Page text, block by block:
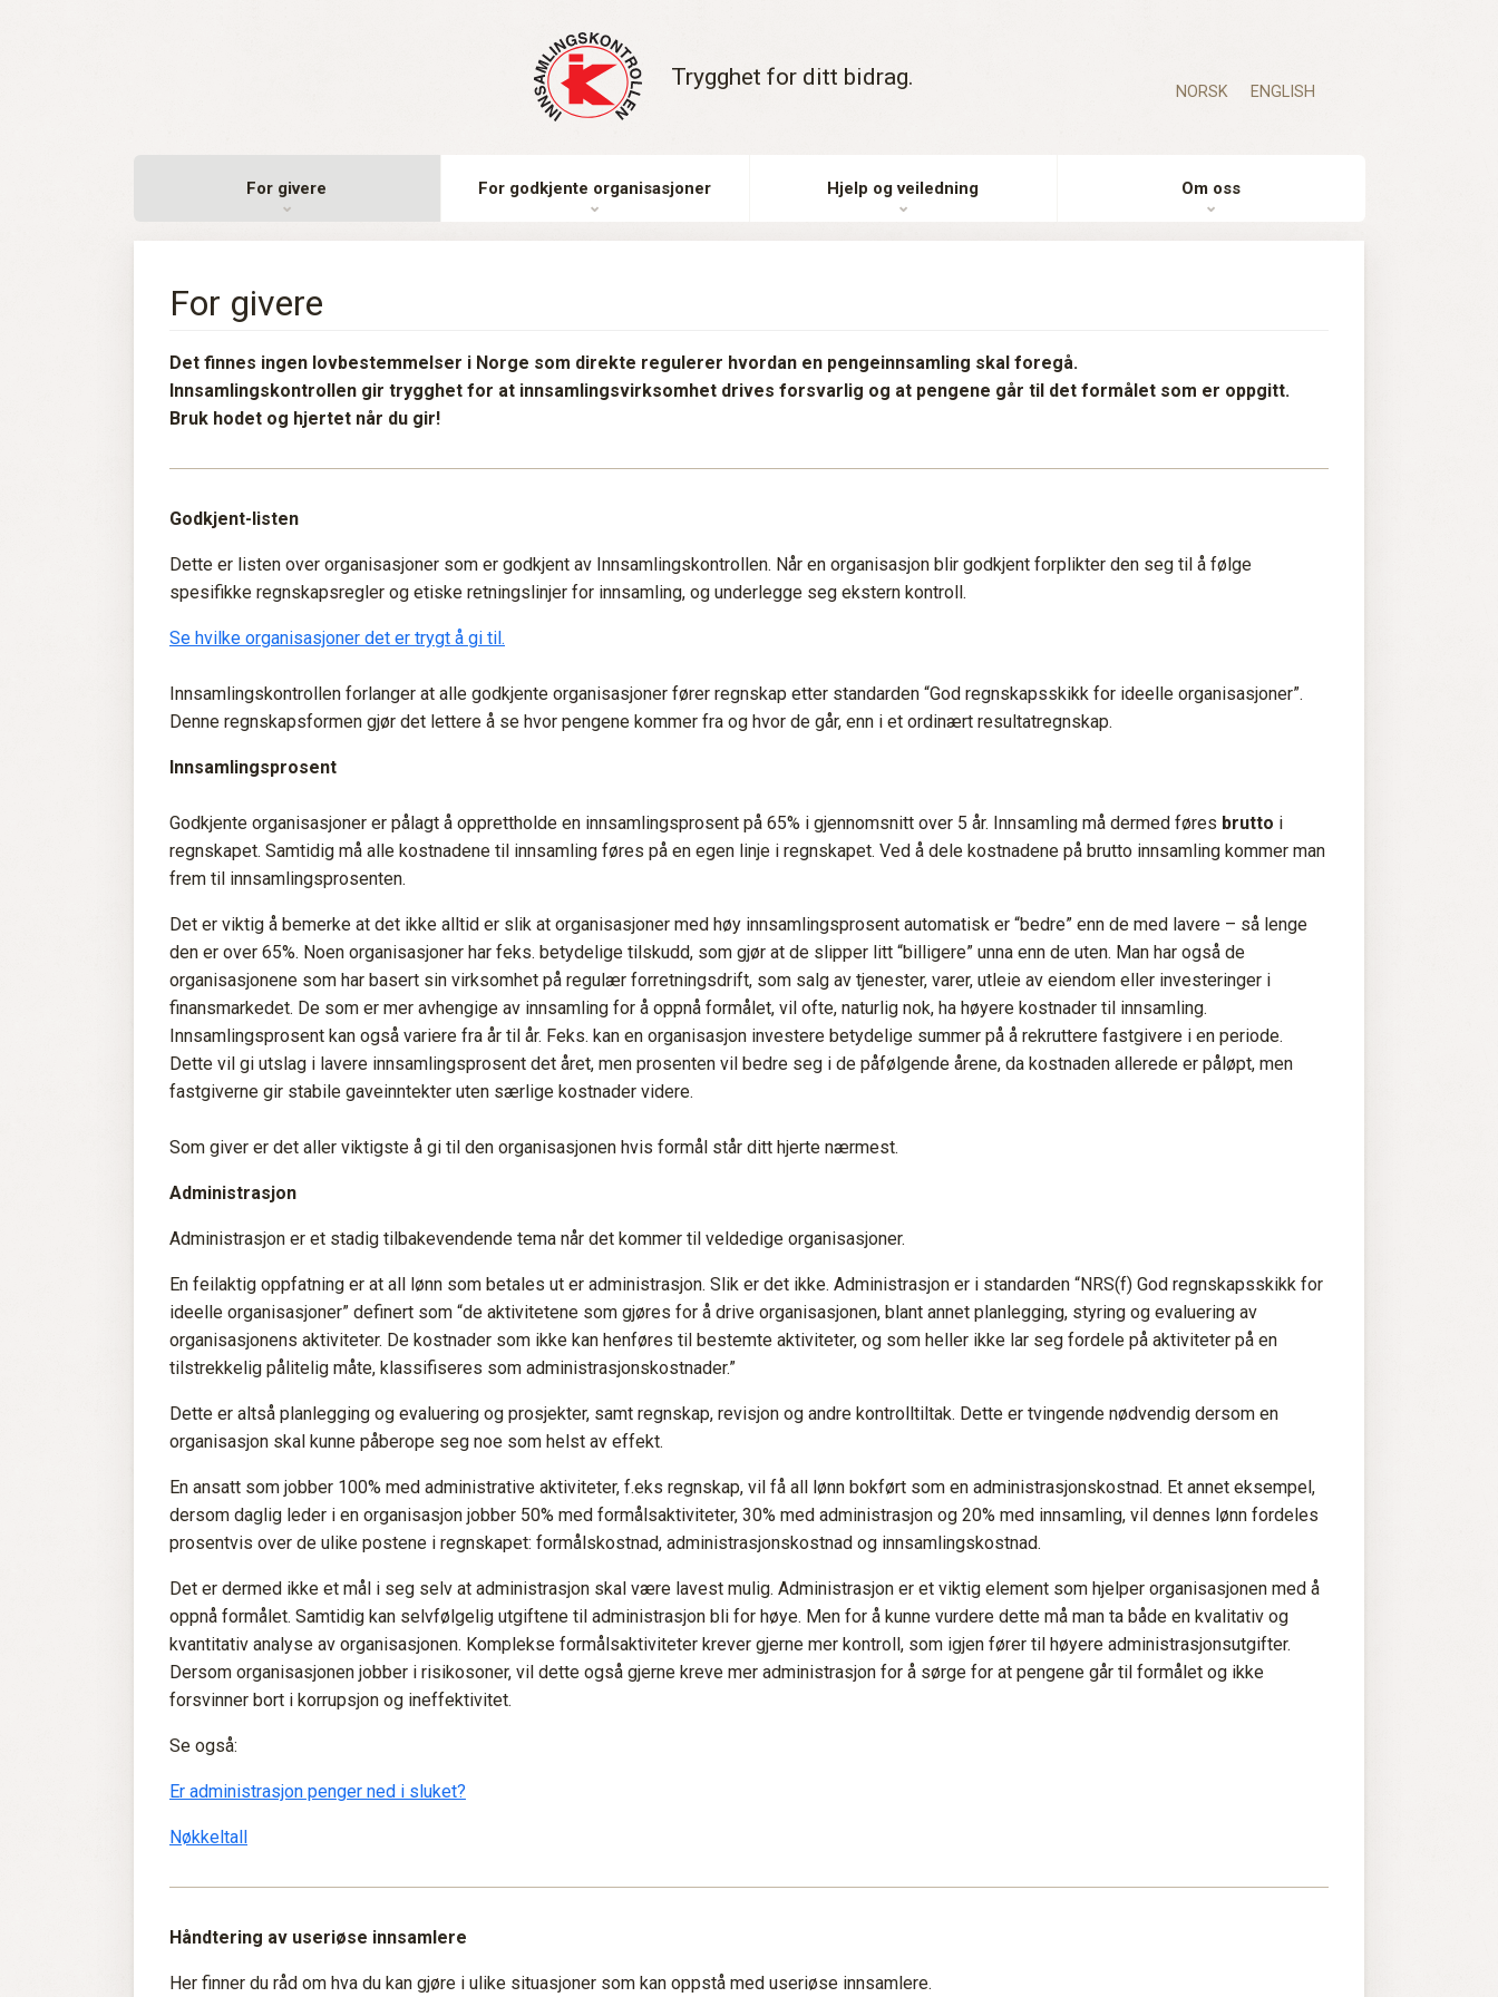
Trygghet for ditt bidrag.
NORSK ENGLISH
For givere For godkjente organisasjoner Hjelp og veiledning Om oss
For givere
Det finnes ingen lovbestemmelser i Norge som direkte regulerer hvordan en pengeinnsamling skal foregå.
Innsamlingskontrollen gir trygghet for at innsamlingsvirksomhet drives forsvarlig og at pengene går til det formålet som er oppgitt.
Bruk hodet og hjertet når du gir!
Godkjent-listen
Dette er listen over organisasjoner som er godkjent av Innsamlingskontrollen. Når en organisasjon blir godkjent forplikter den seg til å følge
spesifikke regnskapsregler og etiske retningslinjer for innsamling, og underlegge seg ekstern kontroll.
Se hvilke organisasjoner det er trygt å gi til.
Innsamlingskontrollen forlanger at alle godkjente organisasjoner fører regnskap etter standarden “God regnskapsskikk for ideelle organisasjoner”.
Denne regnskapsformen gjør det lettere å se hvor pengene kommer fra og hvor de går, enn i et ordinært resultatregnskap.
Innsamlingsprosent
Godkjente organisasjoner er pålagt å opprettholde en innsamlingsprosent på 65% i gjennomsnitt over 5 år. Innsamling må dermed føres brutto i
regnskapet. Samtidig må alle kostnadene til innsamling føres på en egen linje i regnskapet. Ved å dele kostnadene på brutto innsamling kommer man
frem til innsamlingsprosenten.
Det er viktig å bemerke at det ikke alltid er slik at organisasjoner med høy innsamlingsprosent automatisk er “bedre” enn de med lavere – så lenge
den er over 65%. Noen organisasjoner har feks. betydelige tilskudd, som gjør at de slipper litt “billigere” unna enn de uten. Man har også de
organisasjonene som har basert sin virksomhet på regulær forretningsdrift, som salg av tjenester, varer, utleie av eiendom eller investeringer i
finansmarkedet. De som er mer avhengige av innsamling for å oppnå formålet, vil ofte, naturlig nok, ha høyere kostnader til innsamling.
Innsamlingsprosent kan også variere fra år til år. Feks. kan en organisasjon investere betydelige summer på å rekruttere fastgivere i en periode.
Dette vil gi utslag i lavere innsamlingsprosent det året, men prosenten vil bedre seg i de påfølgende årene, da kostnaden allerede er påløpt, men
fastgiverne gir stabile gaveinntekter uten særlige kostnader videre.
Som giver er det aller viktigste å gi til den organisasjonen hvis formål står ditt hjerte nærmest.
Administrasjon
Administrasjon er et stadig tilbakevendende tema når det kommer til veldedige organisasjoner.
En feilaktig oppfatning er at all lønn som betales ut er administrasjon. Slik er det ikke. Administrasjon er i standarden “NRS(f) God regnskapsskikk for
ideelle organisasjoner” definert som “de aktivitetene som gjøres for å drive organisasjonen, blant annet planlegging, styring og evaluering av
organisasjonens aktiviteter. De kostnader som ikke kan henføres til bestemte aktiviteter, og som heller ikke lar seg fordele på aktiviteter på en
tilstrekkelig pålitelig måte, klassifiseres som administrasjonskostnader.”
Dette er altså planlegging og evaluering og prosjekter, samt regnskap, revisjon og andre kontrolltiltak. Dette er tvingende nødvendig dersom en
organisasjon skal kunne påberope seg noe som helst av effekt.
En ansatt som jobber 100% med administrative aktiviteter, f.eks regnskap, vil få all lønn bokført som en administrasjonskostnad. Et annet eksempel,
dersom daglig leder i en organisasjon jobber 50% med formålsaktiviteter, 30% med administrasjon og 20% med innsamling, vil dennes lønn fordeles
prosentvis over de ulike postene i regnskapet: formålskostnad, administrasjonskostnad og innsamlingskostnad.
Det er dermed ikke et mål i seg selv at administrasjon skal være lavest mulig. Administrasjon er et viktig element som hjelper organisasjonen med å
oppnå formålet. Samtidig kan selvfølgelig utgiftene til administrasjon bli for høye. Men for å kunne vurdere dette må man ta både en kvalitativ og
kvantitativ analyse av organisasjonen. Komplekse formålsaktiviteter krever gjerne mer kontroll, som igjen fører til høyere administrasjonsutgifter.
Dersom organisasjonen jobber i risikosoner, vil dette også gjerne kreve mer administrasjon for å sørge for at pengene går til formålet og ikke
forsvinner bort i korrupsjon og ineffektivitet.
Se også:
Er administrasjon penger ned i sluket?
Nøkkeltall
Håndtering av useriøse innsamlere
Her finner du råd om hva du kan gjøre i ulike situasjoner som kan oppstå med useriøse innsamlere.